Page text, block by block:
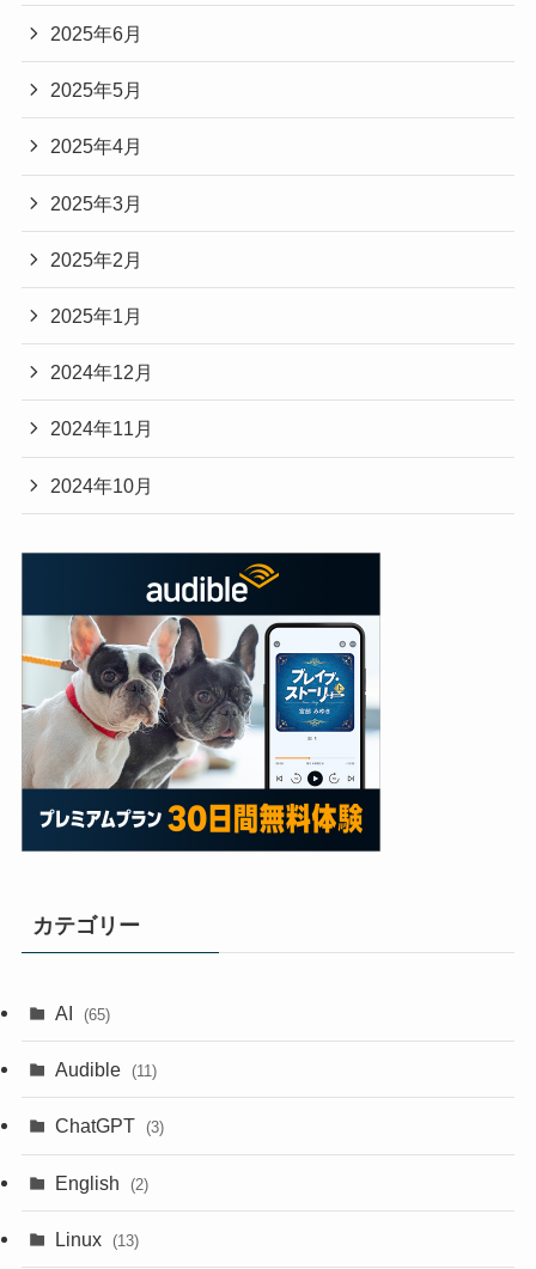
2025年6月
2025年5月
2025年4月
2025年3月
2025年2月
2025年1月
2024年12月
2024年11月
2024年10月
カテゴリー
AI (65)
Audible (11)
ChatGPT (3)
English (2)
Linux (13)